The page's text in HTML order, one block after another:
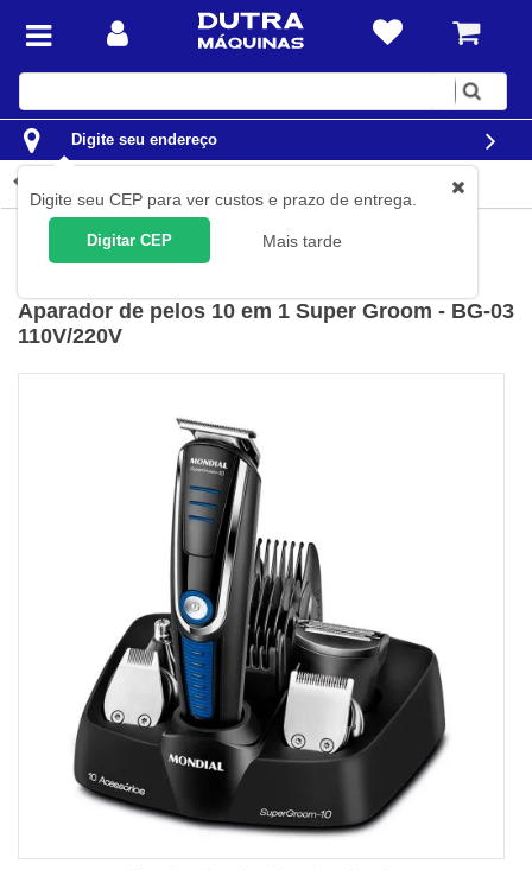
Digite
Digite seu endereço
Digite seu CEP para ver custos e prazo de entrega.
Digitar CEP Mais tarde
Cuidados pessoais Aparadores de cabelo e barba
Aparador de pelos 10 em 1 Super Groom - BG-03
110V/220V